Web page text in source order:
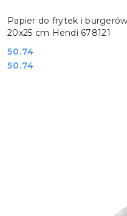
Papier do frytek i
20x25 cm Hendi 678121
Cena:
50.74
Cena:
50.74